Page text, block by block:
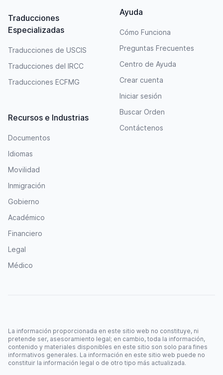
Traducciones
Especializadas
Traducciones de USCIS
Traducciones del IRCC
Traducciones ECFMG
Recursos e Industrias
Documentos
Idiomas
Movilidad
Inmigración
Gobierno
Académico
Financiero
Legal
Médico
Ayuda
Cómo Funciona
Preguntas Frecuentes
Centro de Ayuda
Crear cuenta
Iniciar sesión
Buscar Orden
Contáctenos
La información proporcionada en este sitio web no constituye, ni
pretende ser, asesoramiento legal; en cambio, toda la información,
contenido y materiales disponibles en este sitio son solo para fines
informativos generales. La información en este sitio web puede no
constituir la información legal o de otro tipo más actualizada.